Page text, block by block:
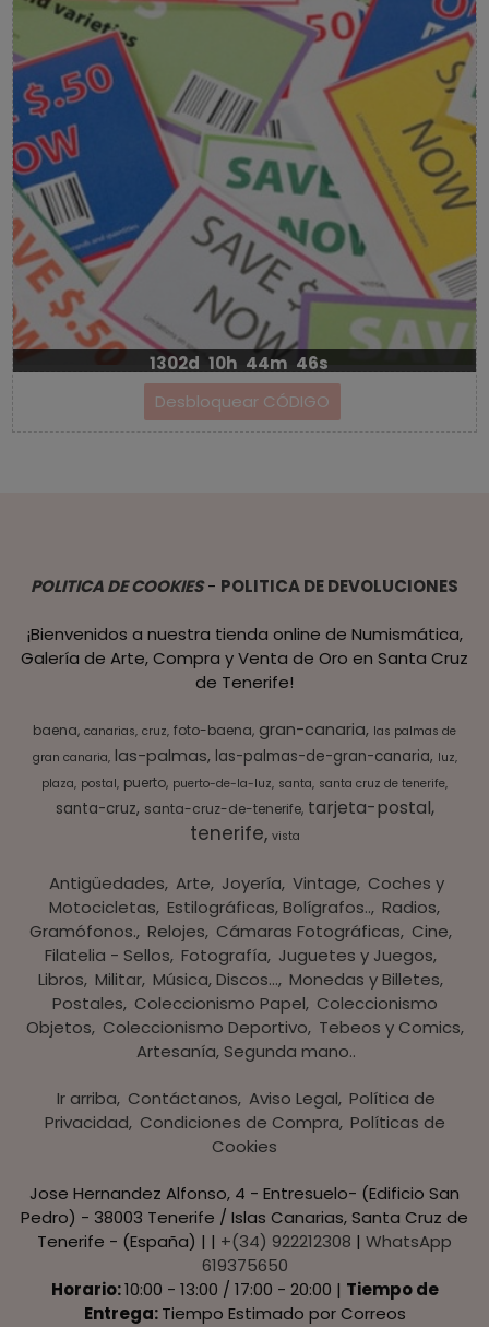
1302d 10h 44m 45s
POLITICA DE COOKIES- POLITICA DE DEVOLUCIONES
¡Bienvenidos a nuestra tienda online de Numismática,
Galería de Arte, Compra y Venta de Oro en Santa Cruz
de Tenerife!
baena canarias cruz foto-baena gran-canaria las palmas de
gran canaria las-palmas las-palmas-de-gran-canaria luz
plaza postal puerto puerto-de-la-luz santa santa cruz de tenerife
santa-cruz santa-cruz-de-tenerife tarjeta-postal
tenerife vista
Antigüedades Arte Joyería Vintage Coches y
Motocicletas Estilográficas, Bolígrafos.. Radios,
Gramófonos. Relojes Cámaras Fotográficas Cine
Filatelia - Sellos Fotografía Juguetes y Juegos
Libros Militar Música, Discos... Monedas y Billetes
Postales Coleccionismo Papel Coleccionismo
Objetos Coleccionismo Deportivo Tebeos y Comics
Artesanía, Segunda mano..
Ir arriba Contáctanos Aviso Legal Política de
Privacidad Condiciones de Compra Políticas de
Cookies
Jose Hernandez Alfonso, 4 - Entresuelo- (Edificio San
Pedro) - 38003 Tenerife / Islas Canarias, Santa Cruz de
Tenerife - (España) | | +(34) 922212308 | WhatsApp
619375650
Horario:10:00 - 13:00 / 17:00 - 20:00 | Tiempo de
Entrega:Tiempo Estimado por Correos